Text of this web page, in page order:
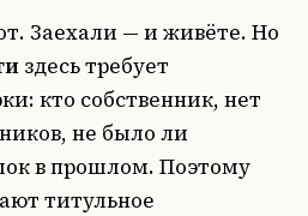
Заехали — и живёте. Но
здесь требует
кто собственник, нет
не было ли
в прошлом. Поэтому
титульное